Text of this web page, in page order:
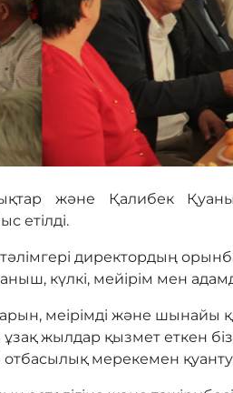
және Қалибек
етілді.
директордың
күлкі, мейірім мен
меірімді және шынайы
жылдар қызмет еткен
мерекемен